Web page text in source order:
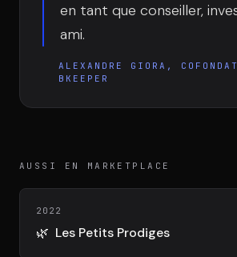
LE GROUPE
DIVA
VENTURE ARTISAN & STUDIO
DIAA
en tant que conseiller,
ami.
ALEXANDRE GIORA,
BKEEPER
AUSSI EN MARKETPLACE
2022
🌿 Les Petits Prodiges